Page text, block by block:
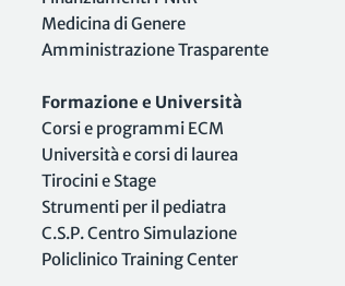
Medicina di Genere
Amministrazione Trasparente
Formazione e Università
Corsi e programmi ECM
Università e corsi di laurea
Tirocini e Stage
Strumenti per il pediatra
C.S.P. Centro Simulazione
Policlinico Training Center